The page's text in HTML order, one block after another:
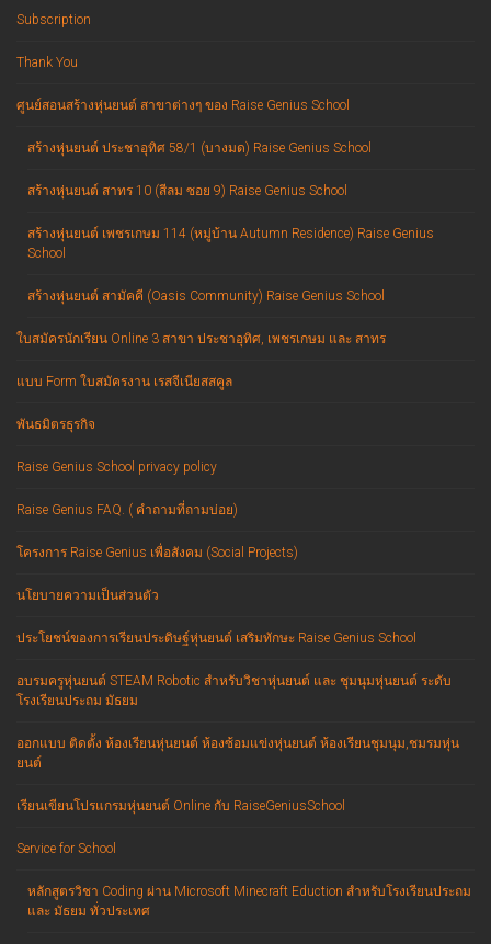
Subscription
Thank You
ศูนย์สอนสร้างหุ่นยนต์ สาขาต่างๆ ของ Raise Genius School
สร้างหุ่นยนต์ ประชาอุทิศ 58/1 (บางมด) Raise Genius School
สร้างหุ่นยนต์ สาทร 10 (สีลม ซอย 9) Raise Genius School
สร้างหุ่นยนต์ เพชรเกษม 114 (หมู่บ้าน Autumn Residence) Raise Genius
School
สร้างหุ่นยนต์ สามัคคี (Oasis Community) Raise Genius School
ใบสมัครนักเรียน Online 3 สาขา ประชาอุทิศ, เพชรเกษม และ สาทร
แบบ Form ใบสมัครงาน เรสจีเนียสสคูล
พันธมิตรธุรกิจ
Raise Genius School privacy policy
Raise Genius FAQ. ( คำถามที่ถามบ่อย)
โครงการ Raise Genius เพื่อสังคม (Social Projects)
นโยบายความเป็นส่วนตัว
ประโยชน์ของการเรียนประดิษฐ์หุ่นยนต์ เสริมทักษะ Raise Genius School
อบรมครูหุ่นยนต์ STEAM Robotic สำหรับวิชาหุ่นยนต์ และ ชุมนุมหุ่นยนต์ ระดับ
โรงเรียนประถม มัธยม
ออกแบบ ติดตั้ง ห้องเรียนหุ่นยนต์ ห้องซ้อมแข่งหุ่นยนต์ ห้องเรียนชุมนุม,ชมรมหุ่น
ยนต์
เรียนเขียนโปรแกรมหุ่นยนต์ Online กับ RaiseGeniusSchool
Service for School
หลักสูตรวิชา Coding ผ่าน Microsoft Minecraft Eduction สำหรับโรงเรียนประถม
และ มัธยม ทั่วประเทศ